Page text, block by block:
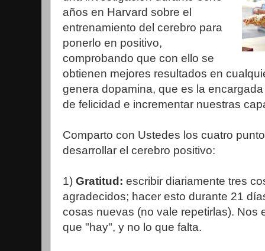
años en Harvard sobre el
entrenamiento del cerebro para
ponerlo en positivo,
comprobando que con ello se
obtienen mejores resultados en
genera dopamina, que es la
de felicidad e incrementar nuestras
Comparto con Ustedes los cuatro
desarrollar el cerebro positivo:
1) Gratitud: escribir diariamente tres
agradecidos; hacer esto durante 21
cosas nuevas (no vale repetirlas). Nos
que "hay", y no lo que falta.